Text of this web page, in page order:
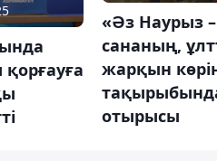
«Әз Наурыз
сананың,
жарқын
отырысы